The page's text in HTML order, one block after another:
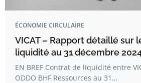
ÉCONOMIE CIRCULAIRE
VICAT – Rapport détaillé sur
liquidité au 31 décembre
EN BREF Contrat de liquidité entre
ODDO BHF Ressources au 31…